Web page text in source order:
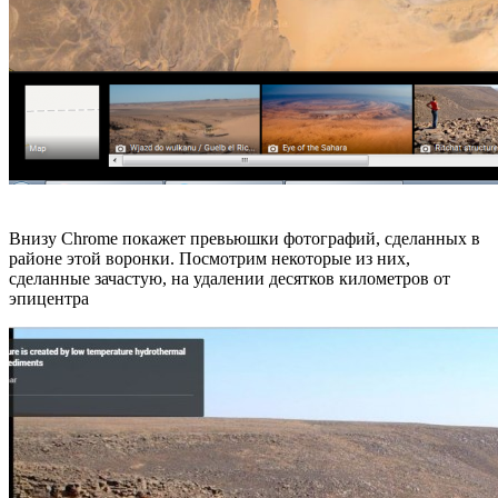
Внизу Chrome покажет превьюшки фотографий, сделанных в
районе этой воронки. Посмотрим некоторые из них,
сделанные зачастую, на удалении десятков километров от
эпицентра